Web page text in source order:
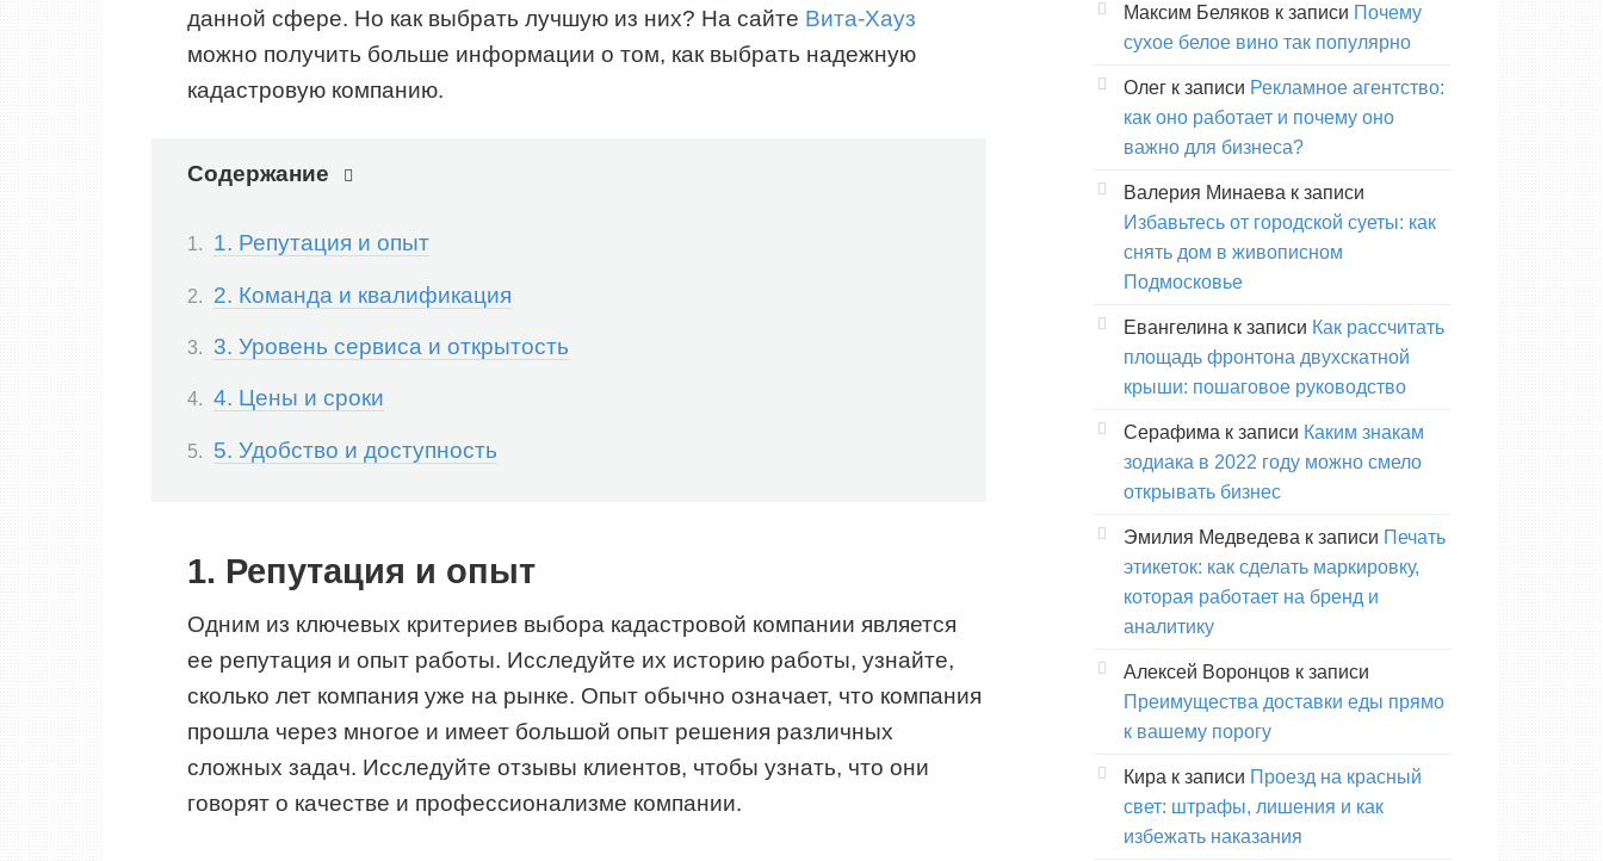
данной сфере. Но как выбрать лучшую из них? На сайте Вита-Хауз
можно получить больше информации о том, как выбрать надежную
кадастровую компанию.
Содержание
1. Репутация и опыт
2. Команда и квалификация
3. Уровень сервиса и открытость
4. Цены и сроки
5. Удобство и доступность
1. Репутация и опыт
Одним из ключевых критериев выбора кадастровой компании является
ее репутация и опыт работы. Исследуйте их историю работы, узнайте,
сколько лет компания уже на рынке. Опыт обычно означает, что компания
прошла через многое и имеет большой опыт решения различных
сложных задач. Исследуйте отзывы клиентов, чтобы узнать, что они
говорят о качестве и профессионализме компании.
Максим Беляков к записи Почему
сухое белое вино так популярно
Олег к записи Рекламное агентство:
как оно работает и почему оно
важно для бизнеса?
Валерия Минаева к записи
Избавьтесь от городской суеты: как
снять дом в живописном
Подмосковье
Евангелина к записи Как рассчитать
площадь фронтона двухскатной
крыши: пошаговое руководство
Серафима к записи Каким знакам
зодиака в 2022 году можно смело
открывать бизнес
Эмилия Медведева к записи Печать
этикеток: как сделать маркировку,
которая работает на бренд и
аналитику
Алексей Воронцов к записи
Преимущества доставки еды прямо
к вашему порогу
Кира к записи Проезд на красный
свет: штрафы, лишения и как
избежать наказания